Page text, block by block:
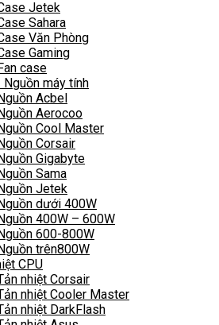
Jetek
Sahara
Văn Phòng
Gaming
Fan case
Nguồn máy tính
Nguồn Acbel
Nguồn Aerocoo
Nguồn Cool Master
Nguồn Corsair
Nguồn Gigabyte
Nguồn Sama
Nguồn Jetek
Nguồn dưới 400W
Nguồn 400W – 600W
Nguồn 600-800W
Nguồn trên800W
CPU
nhiệt Corsair
nhiệt Cooler Master
nhiệt DarkFlash